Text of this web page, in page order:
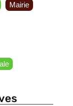
Mairie